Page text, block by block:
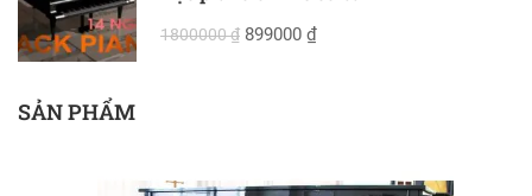
1800000 ₫ 899000 ₫
SẢN PHẨM